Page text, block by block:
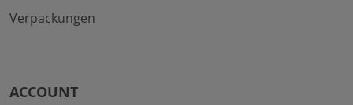
Verpackungen
ACCOUNT